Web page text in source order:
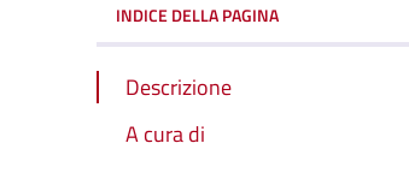
INDICE DELLA PAGINA
Descrizione
A cura di